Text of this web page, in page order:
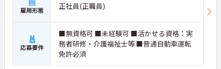
雇用形態 正社員(正職員)
応募要件
■無資格可 ■未経験可 ■活かせる資格：実
務者研修・介護福祉士等 ■普通自動車運転
免許必須